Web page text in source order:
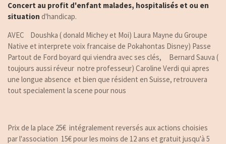
Concert au profit d'enfant malades, hospitalisés et ou en
situation d'handicap.
AVEC Doushka ( donald Michey et Moi) Laura Mayne du Groupe
Native et interprete voix francaise de Pokahontas Disney) Passe
Partout de Ford boyard qui viendra avec ses clés, Bernard Sauva (
toujours aussi réveur notre professeur) Caroline Verdi qui apres
une longue absence et bien que résident en Suisse, retrouvera
tout specialement la scene pour nous
Prix de la place 25€ intégralement reversés aux actions choisies
par l'association 15€ pour les moins de 12 ans et gratuit jusqu'à 5